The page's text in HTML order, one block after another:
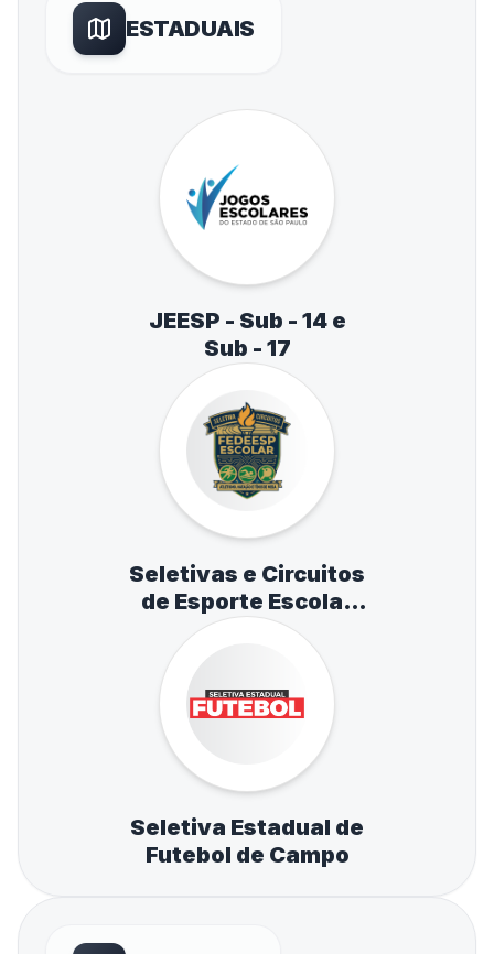
ESTADUAIS
JEESP - Sub - 14 e
Sub - 17
Seletivas e Circuitos
de Esporte Escolar
de Atletismo,
Natação e Tênis de
Mesa
Seletiva Estadual de
Futebol de Campo